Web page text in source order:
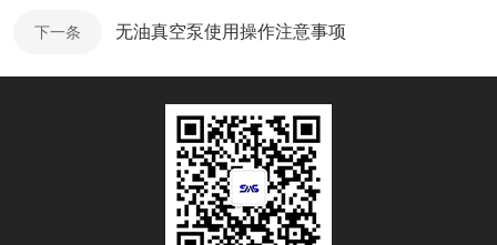
下一条 无油真空泵使用操作注意事项